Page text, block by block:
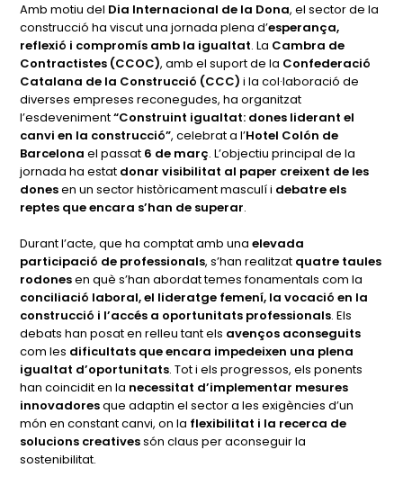
Amb motiu del Dia Internacional de la Dona, el sector de la
construcció ha viscut una jornada plena d’esperança,
reflexió i compromís amb la igualtat. La Cambra de
Contractistes (CCOC), amb el suport de la Confederació
Catalana de la Construcció (CCC) i la col·laboració de
diverses empreses reconegudes, ha organitzat
l’esdeveniment“Construint igualtat: dones liderant el
canvi en la construcció”, celebrat a l’Hotel Colón de
Barcelona el passat 6 de març. L’objectiu principal de la
jornada ha estat donar visibilitat al paper creixent de les
donesen un sector històricament masculí i debatre els
reptes que encara s’han de superar.
Durant l’acte, que ha comptat amb unaelevada
participació de professionals, s’han realitzat quatre taules
rodonesen què s’han abordat temes fonamentals com la
conciliació laboral, el lideratge femení, la vocació en la
construcció i l’accés a oportunitats professionals. Els
debats han posat en relleu tant els avenços aconseguits
com les dificultats que encara impedeixen una plena
igualtat d’oportunitats. Tot i els progressos, els ponents
han coincidit en la necessitat d’implementar mesures
innovadoresque adaptin el sector a les exigències d’un
món en constant canvi, on la flexibilitat i la recerca de
solucions creativessón claus per aconseguir la
sostenibilitat.